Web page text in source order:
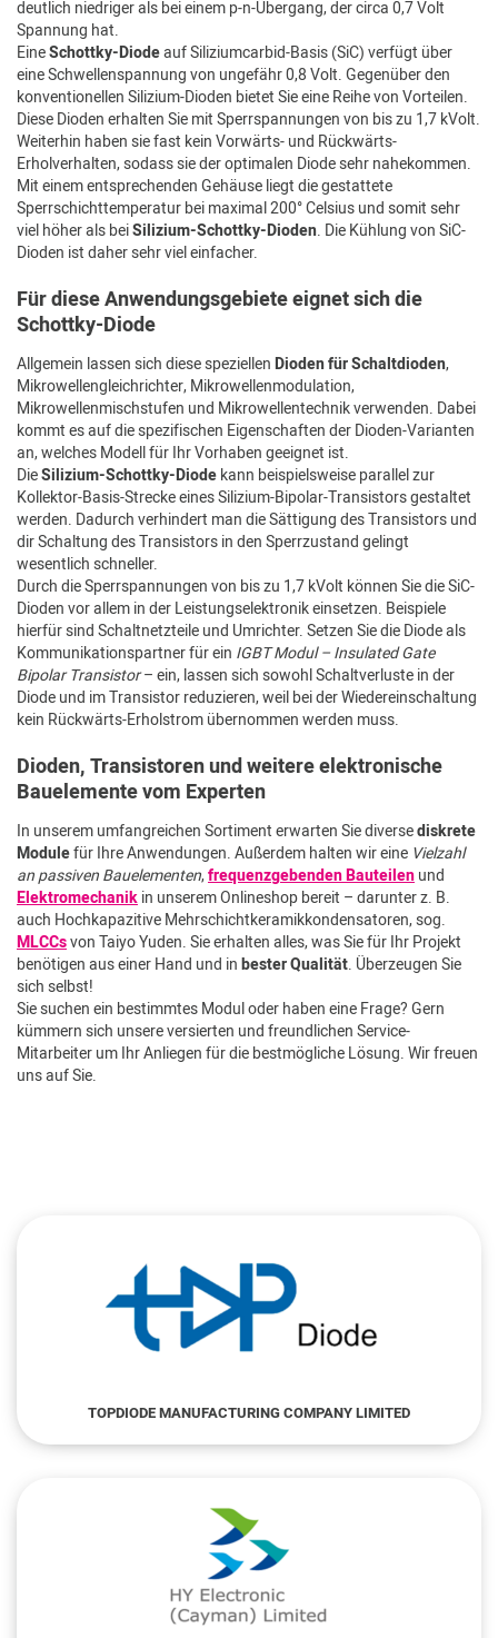
deutlich niedriger als bei einem p-n-Übergang, der circa 0,7 Volt
Spannung hat.
EineSchottky-Diodeauf Siliziumcarbid-Basis (SiC) verfügt über
eine Schwellenspannung von ungefähr 0,8 Volt. Gegenüber den
konventionellen Silizium-Dioden bietet Sie eine Reihe von Vorteilen.
Diese Dioden erhalten Sie mit Sperrspannungen von bis zu 1,7 kVolt.
Weiterhin haben sie fast kein Vorwärts- und Rückwärts-
Erholverhalten, sodass sie der optimalen Diode sehr nahekommen.
Mit einem entsprechenden Gehäuse liegt die gestattete
Sperrschichttemperatur bei maximal 200° Celsius und somit sehr
viel höher als beiSilizium-Schottky-Dioden. Die Kühlung von SiC-
Dioden ist daher sehr viel einfacher.
Für diese Anwendungsgebiete eignet sich die
Schottky-Diode
Allgemein lassen sich diese speziellenDioden für Schaltdioden,
Mikrowellengleichrichter, Mikrowellenmodulation,
Mikrowellenmischstufen und Mikrowellentechnik verwenden. Dabei
kommt es auf die spezifischen Eigenschaften der Dioden-Varianten
an, welches Modell für Ihr Vorhaben geeignet ist.
DieSilizium-Schottky-Diodekann beispielsweise parallel zur
Kollektor-Basis-Strecke eines Silizium-Bipolar-Transistors gestaltet
werden. Dadurch verhindert man die Sättigung des Transistors und
dir Schaltung des Transistors in den Sperrzustand gelingt
wesentlich schneller.
Durch die Sperrspannungen von bis zu 1,7 kVolt können Sie die SiC-
Dioden vor allem in der Leistungselektronik einsetzen. Beispiele
hierfür sind Schaltnetzteile und Umrichter. Setzen Sie die Diode als
Kommunikationspartner für ein IGBT Modul – Insulated Gate
Bipolar Transistor– ein, lassen sich sowohl Schaltverluste in der
Diode und im Transistor reduzieren, weil bei der Wiedereinschaltung
kein Rückwärts-Erholstrom übernommen werden muss.
Dioden, Transistoren und weitere elektronische
Bauelemente vom Experten
In unserem umfangreichen Sortiment erwarten Sie diversediskrete
Modulefür Ihre Anwendungen. Außerdem halten wir eine Vielzahl
an passiven Bauelementen,frequenzgebenden Bauteilenund
Elektromechanikin unserem Onlineshop bereit – darunter z. B.
auch Hochkapazitive Mehrschichtkeramikkondensatoren, sog.
MLCCsvon Taiyo Yuden. Sie erhalten alles, was Sie für Ihr Projekt
benötigen aus einer Hand und inbester Qualität. Überzeugen Sie
sich selbst!
Sie suchen ein bestimmtes Modul oder haben eine Frage? Gern
kümmern sich unsere versierten und freundlichen Service-
Mitarbeiter um Ihr Anliegen für die bestmögliche Lösung. Wir freuen
uns auf Sie.
TOPDIODE MANUFACTURING COMPANY LIMITED